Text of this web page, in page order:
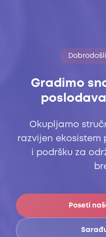
Gradimo
Okupljamo
razvijen
i podršku za
Poseti